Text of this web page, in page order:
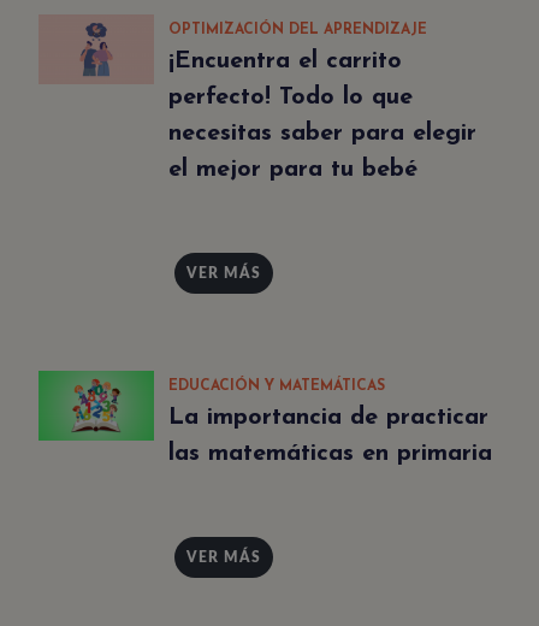
OPTIMIZACIÓN DEL APRENDIZAJE
¡Encuentra el carrito
perfecto! Todo lo que
necesitas saber para elegir
el mejor para tu bebé
VER MÁS
EDUCACIÓN Y MATEMÁTICAS
La importancia de practicar
las matemáticas en primaria
VER MÁS